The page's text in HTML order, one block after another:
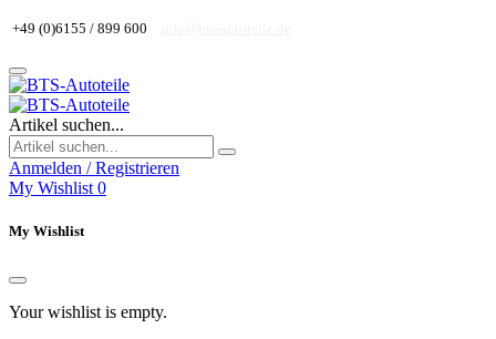
+49 (0)6155 / 899 600
Artikel suchen...
Anmelden / Registrieren
My Wishlist 0
My Wishlist
Your wishlist is empty.